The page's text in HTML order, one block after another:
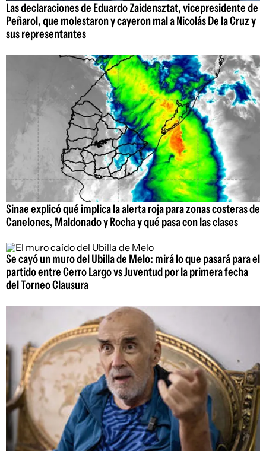
Las declaraciones de Eduardo Zaidensztat, vicepresidente de
Peñarol, que molestaron y cayeron mal a Nicolás De la Cruz y
sus representantes
Sinae explicó qué implica la alerta roja para zonas costeras de
Canelones, Maldonado y Rocha y qué pasa con las clases
Se cayó un muro del Ubilla de Melo: mirá lo que pasará para el
partido entre Cerro Largo vs Juventud por la primera fecha
del Torneo Clausura